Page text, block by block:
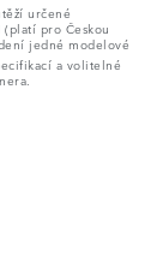
určené
pro Českou
jedné modelové
a volitelné